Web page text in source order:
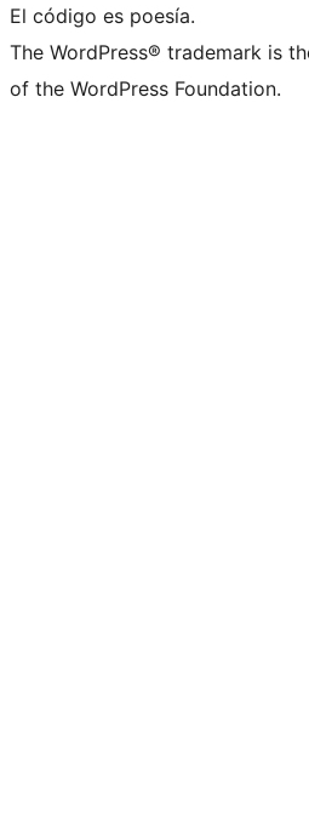
El código es poesía.
The WordPress® trademark is
of the WordPress Foundation.